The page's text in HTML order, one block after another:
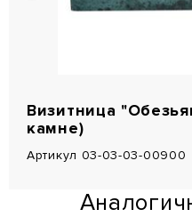
Визитница
камне)
Артикул 03-03-03-00900